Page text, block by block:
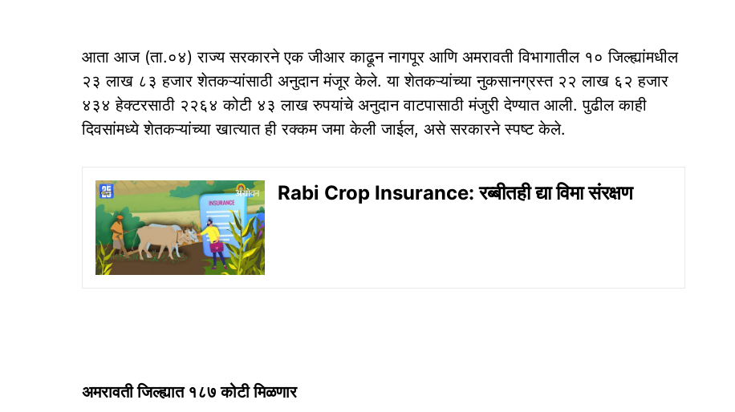
आता आज (ता.०४) राज्य सरकारने एक जीआर काढून नागपूर आणि अमरावती विभागातील १० जिल्ह्यांमधील
२३ लाख ८३ हजार शेतकऱ्यांसाठी अनुदान मंजूर केले. या शेतकऱ्यांच्या नुकसानग्रस्त २२ लाख ६२ हजार
४३४ हेक्टरसाठी २२६४ कोटी ४३ लाख रुपयांचे अनुदान वाटपासाठी मंजुरी देण्यात आली. पुढील काही
दिवसांमध्ये शेतकऱ्यांच्या खात्यात ही रक्कम जमा केली जाईल, असे सरकारने स्पष्ट केले.
Rabi Crop Insurance: रब्बीतही द्या विमा संरक्षण
अमरावती जिल्ह्यात १८७ कोटी मिळणार